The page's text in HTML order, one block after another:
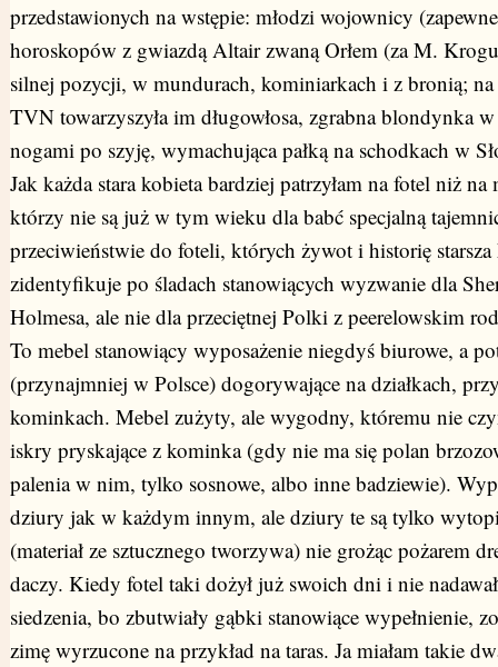
przedstawionych na wstępie: młodzi wojownicy
horoskopów z gwiazdą Altair zwaną Orłem (za M.
silnej pozycji, w mundurach, kominiarkach i z bronią;
TVN towarzyszyła im długowłosa, zgrabna blondynka
nogami po szyję, wymachująca pałką na schodkach w
Jak każda stara kobieta bardziej patrzyłam na fotel niż na
którzy nie są już w tym wieku dla babć specjalną
przeciwieństwie do foteli, których żywot i historię starsza
zidentyfikuje po śladach stanowiących wyzwanie dla
Holmesa, ale nie dla przeciętnej Polki z peerelowskim
To mebel stanowiący wyposażenie niegdyś biurowe, a
(przynajmniej w Polsce) dogorywające na działkach,
kominkach. Mebel zużyty, ale wygodny, któremu nie
iskry pryskające z kominka (gdy nie ma się polan
palenia w nim, tylko sosnowe, albo inne badziewie).
dziury jak w każdym innym, ale dziury te są tylko
(materiał ze sztucznego tworzywa) nie grożąc pożarem
daczy. Kiedy fotel taki dożył już swoich dni i nie
siedzenia, bo zbutwiały gąbki stanowiące wypełnienie,
zimę wyrzucone na przykład na taras. Ja miałam takie